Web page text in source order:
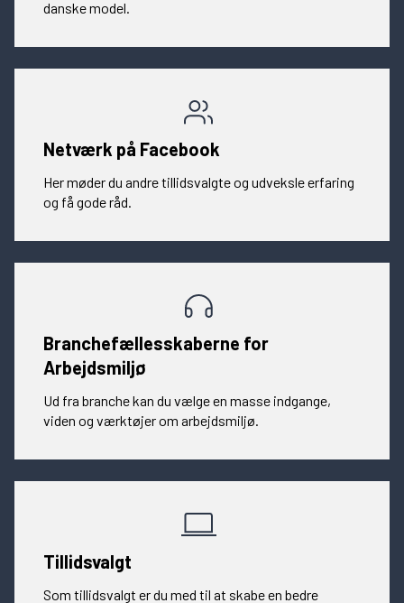
danske model.
Netværk på Facebook
Her møder du andre tillidsvalgte og udveksle erfaring
og få gode råd.
Branchefællesskaberne for
Arbejdsmiljø
Ud fra branche kan du vælge en masse indgange,
viden og værktøjer om arbejdsmiljø.
Tillidsvalgt
Som tillidsvalgt er du med til at skabe en bedre